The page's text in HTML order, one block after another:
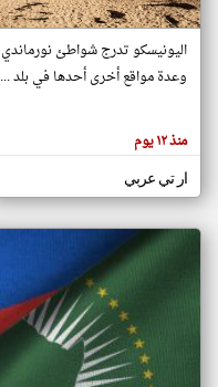
هنا عن
وجهة
كاتبيها.
اليونيسكو تدرج شواطئ نورماندي
وعدة مواقع أخرى أحدها في بلد ...
منذ ١٢ يوم
ار تي عربي